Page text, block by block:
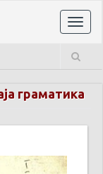
граматика